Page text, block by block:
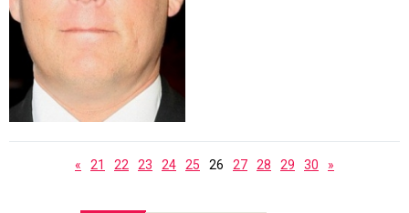
« 21 22 23 24 25 26 27 28 29 30 »